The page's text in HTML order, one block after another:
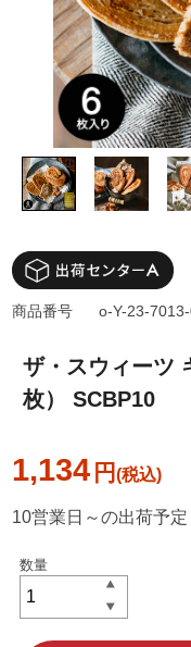
ザ・スウィーツ
枚） SCBP10
1,134 円
商品番号 o-Y-23-7013-
10営業日～の出荷予定